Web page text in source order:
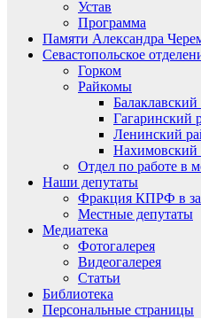
Устав
Программа
Памяти Александра
Севастопольское
Горком
Райкомы
Ленинский
Отдел по работе в
Наши депутаты
Фракция КПРФ в
Местные депутаты
Медиатека
Фотогалерея
Видеогалерея
Статьи
Библиотека
Персональные страницы